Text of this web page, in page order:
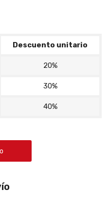
Descuento unitario
20%
30%
40%